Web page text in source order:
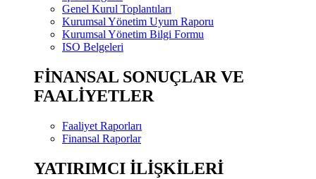
Genel Kurul Toplantıları
Kurumsal Yönetim Uyum Raporu
Kurumsal Yönetim Bilgi Formu
ISO Belgeleri
FİNANSAL SONUÇLAR VE
FAALİYETLER
Faaliyet Raporları
Finansal Raporlar
YATIRIMCI İLİŞKİLERİ